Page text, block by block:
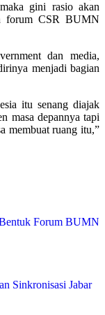
gini rasio akan
forum CSR BUMN
dan media,
menjadi bagian
itu senang diajak
masa depannya tapi
membuat ruang itu,”
Forum BUMN
Sinkronisasi Jabar